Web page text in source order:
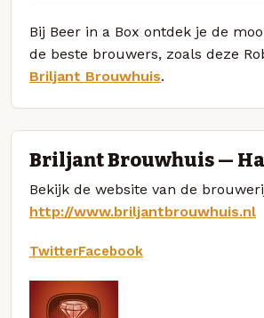
Bij Beer in a Box ontdek je de
de beste brouwers, zoals deze
Briljant Brouwhuis.
Briljant Brouwhuis —
Bekijk de website van de
http://www.briljantbrouwhuis.nl
TwitterFacebook